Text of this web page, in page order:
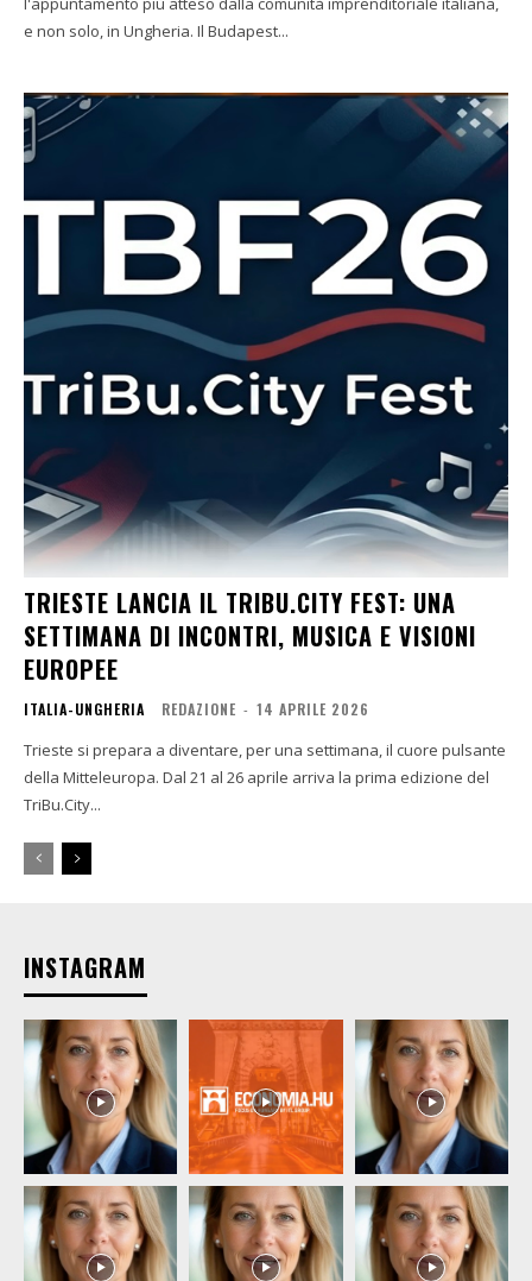
e non solo, in Ungheria. Il Budapest...
TRIESTE LANCIA IL TRIBU.CITY FEST: UNA
SETTIMANA DI INCONTRI, MUSICA E VISIONI
EUROPEE
ITALIA-UNGHERIA REDAZIONE - 14 APRILE 2026
Trieste si prepara a diventare, per una settimana, il cuore pulsante
della Mitteleuropa. Dal 21 al 26 aprile arriva la prima edizione del
TriBu.City...
INSTAGRAM